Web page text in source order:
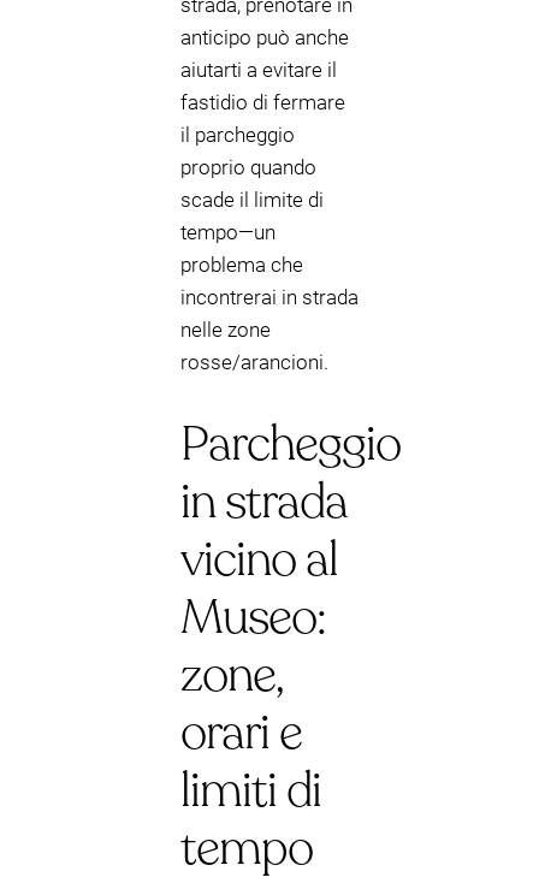
strada, prenotare in
anticipo può anche
aiutarti a evitare il
fastidio di fermare
il parcheggio
proprio quando
scade il limite di
tempo—un
problema che
incontrerai in strada
nelle zone
rosse/arancioni.
Parcheggio
in strada
vicino al
Museo:
zone,
orari e
limiti di
tempo